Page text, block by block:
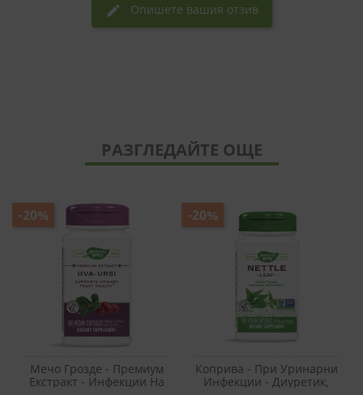
edit Опишете вашия отзив
РАЗГЛЕДАЙТЕ ОЩЕ
Мечо Грозде - Премиум
Екстракт - Инфекции На
-20%
Коприва - При Уринарни
Инфекции - Диуретик,
-20%